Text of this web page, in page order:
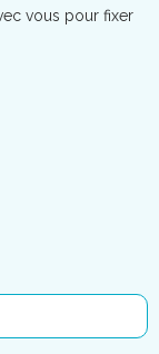
vous pour fixer